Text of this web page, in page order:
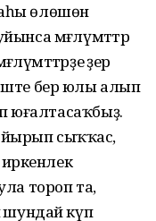
өлөшөн
мәғлүмәттәр
әҙер
бер юлы алып
юғалтасаҡбыҙ.
сыҡҡас,
иркенлек
тороп та,
шундай күп